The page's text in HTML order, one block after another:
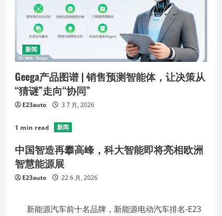
新闻
Geega产品图谱 | 销售预测智能体，让决策从
“猜谜”走向“协同”
E23auto 3 7 月, 2026
1 min read 新闻
中国智造再攀高峰，科大智能即将亮相欧洲
智慧能源展
E23auto 22 6 月, 2026
新能源汽车前十名品牌，新能源电动汽车排名-E23